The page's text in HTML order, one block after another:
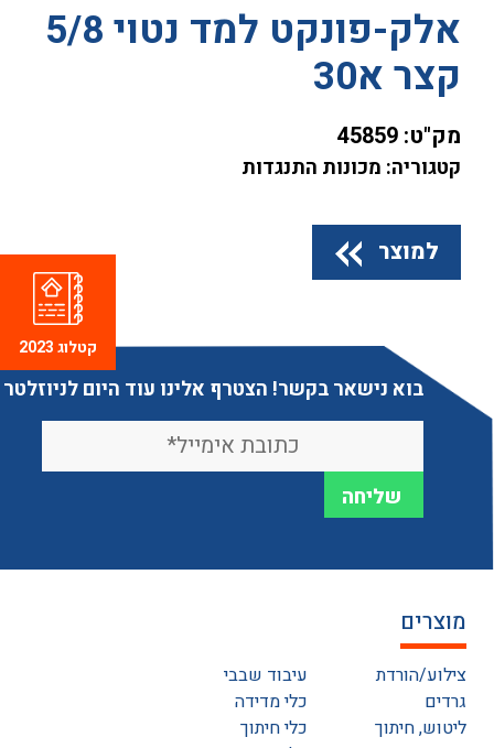
אלק-פונקט למד נטוי 5/8
קצר א30
מק"ט: 45859
קטגוריה: מכונות התנגדות
למוצר
בוא נישאר בקשר! הצטרף אלינו עוד היום לניוזלטר
מוצרים
צילוע/הורדת
גרדים
ליטוש, חיתוך
עיבוד שבבי
כלי מדידה
כלי חיתוך
קטלוג 2023